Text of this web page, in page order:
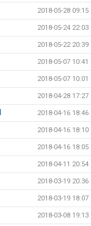
2018-05-28 09:15
2018-05-24 22:03
2018-05-22 20:39
2018-05-07 10:41
2018-05-07 10:01
2018-04-28 17:27
2018-04-16 18:46
2018-04-16 18:10
2018-04-16 18:05
2018-04-11 20:54
2018-03-19 20:36
2018-03-19 18:07
2018-03-08 19:13